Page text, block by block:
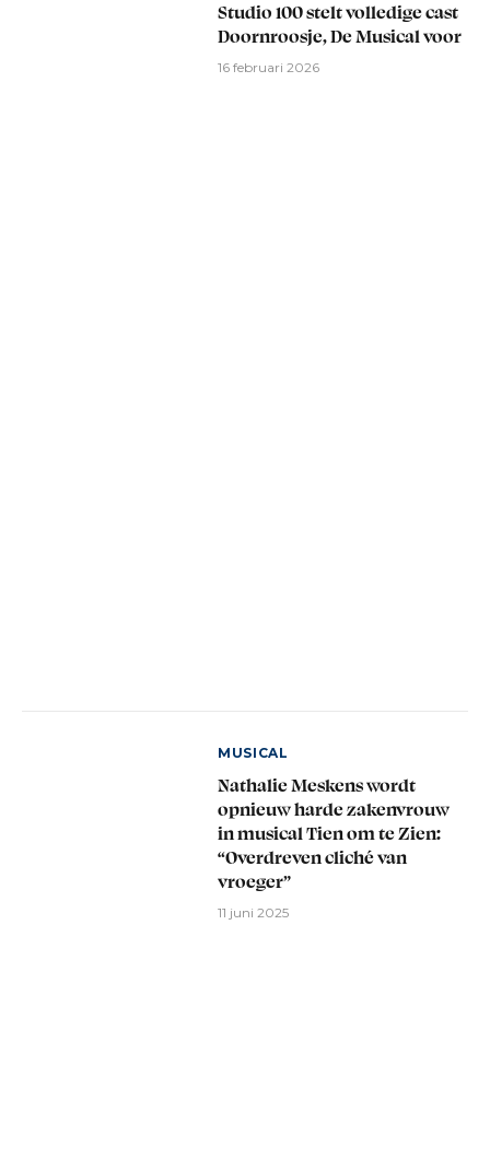
Studio 100 stelt volledige cast
Doornroosje, De Musical voor
16 februari 2026
MUSICAL
Nathalie Meskens wordt
opnieuw harde zakenvrouw
in musical Tien om te Zien:
“Overdreven cliché van
vroeger”
11 juni 2025